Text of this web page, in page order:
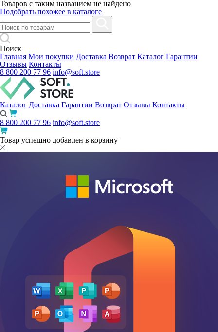
Товаров с таким названием не найдено
Подобрать похожее в каталоге
Поиск
Главная Мои покупки Доставка Возврат Каталог Гарантии
Отзывы Контакты
8 800 200 77 96 info@soft.store
Каталог Доставка Гарантии Возврат Отзывы Контакты
8 800 200 77 96 info@soft.store
Товар успешно добавлен в корзину